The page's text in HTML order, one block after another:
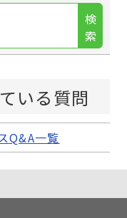
検
索
いる質問
Q&A一覧